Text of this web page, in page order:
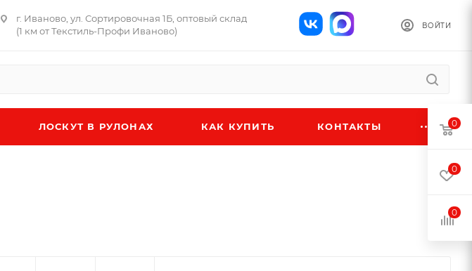
г. Иваново, ул. Сортировочная 1Б, оптовый склад
(1 км от Текстиль-Профи Иваново)
ВОЙТИ
ЛОСКУТ В РУЛОНАХ КАК КУПИТЬ КОНТАКТЫ 0
0
0